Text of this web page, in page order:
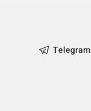
Telegram